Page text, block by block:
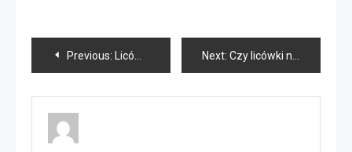
Nawigacja
wpisu
Previous: Licówki jak się zakłada? Next: Czy licówki niszczą zęby?